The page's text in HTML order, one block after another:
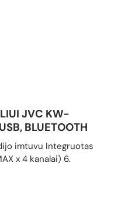
JVC KW-
BLUETOOTH
imtuvu Integruotas
x 4 kanalai) 6.